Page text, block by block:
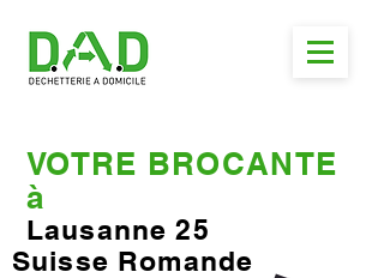
VOTRE BROCANTE
à
Lausanne 25
Suisse Romande